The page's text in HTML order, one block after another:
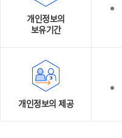
개인정보의
보유기간
개인정보의 제공